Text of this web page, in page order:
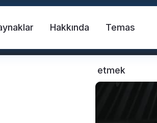
Hakkında Temas
etmek